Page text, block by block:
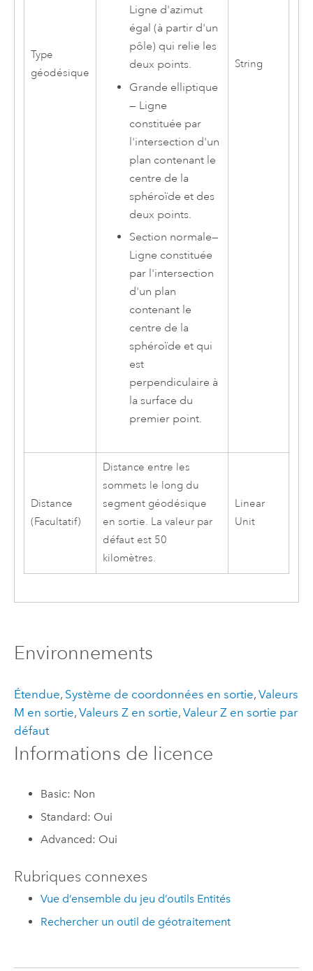
Type
géodésique
Ligne d'azimut
égal (à partir d'un
pôle) qui relie les
deux points.
Grande elliptique
— Ligne
constituée par
l'intersection d'un
plan contenant le
centre de la
sphéroïde et des
deux points.
Section normale—
Ligne constituée
par l'intersection
d'un plan
contenant le
centre de la
sphéroïde et qui
est
perpendiculaire à
la surface du
premier point.
String
Distance
(Facultatif)
Distance entre les
sommets le long du
segment géodésique
en sortie. La valeur par
défaut est 50
kilomètres.
Linear
Unit
Environnements
Étendue, Système de coordonnées en sortie, Valeurs
M en sortie, Valeurs Z en sortie, Valeur Z en sortie par
défaut
Informations de licence
Basic: Non
Standard: Oui
Advanced: Oui
Rubriques connexes
Vue d’ensemble du jeu d’outils Entités
Rechercher un outil de géotraitement